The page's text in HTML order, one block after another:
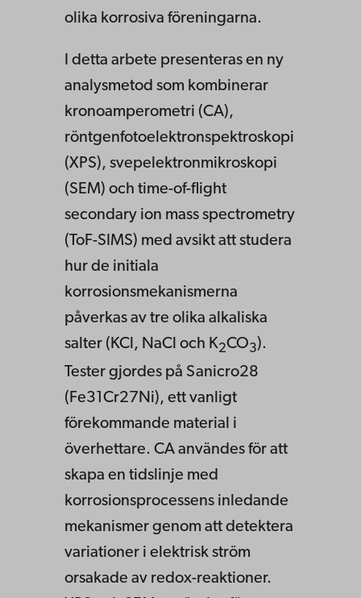
olika korrosiva föreningarna.
I detta arbete presenteras en ny
analysmetod som kombinerar
kronoamperometri (CA),
röntgenfotoelektronspektroskopi
(XPS), svepelektronmikroskopi
(SEM) och time-of-flight
secondary ion mass spectrometry
(ToF-SIMS) med avsikt att studera
hur de initiala
korrosionsmekanismerna
påverkas av tre olika alkaliska
salter (KCl, NaCl och K2CO3).
Tester gjordes på Sanicro28
(Fe31Cr27Ni), ett vanligt
förekommande material i
överhettare. CA användes för att
skapa en tidslinje med
korrosionsprocessens inledande
mekanismer genom att detektera
variationer i elektrisk ström
orsakade av redox-reaktioner.